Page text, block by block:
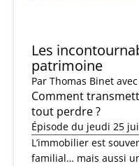
Les
patrimoine
Par Thomas Binet
Comment
tout perdre ?
Épisode du jeudi 25
L’immobilier est
familial… mais aussi